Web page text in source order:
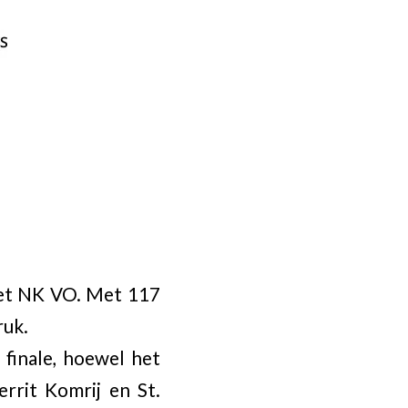
NK VO. Met 117
hoewel het
Komrij en St.